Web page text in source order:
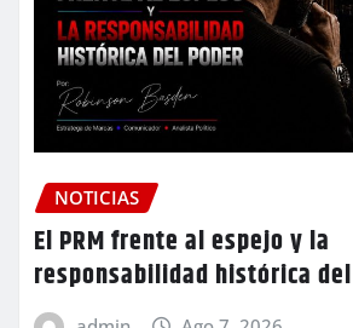
NOTICIAS
El PRM frente al espejo y la
responsabilidad histórica